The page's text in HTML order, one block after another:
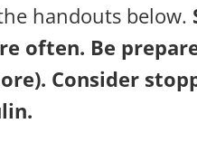
handouts below.
often. Be
Consider